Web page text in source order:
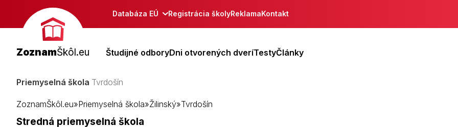
Databáza EÚ Registrácia školyReklamaKontakt
ZoznamŠkôl.eu Študijné odboryDni otvorených dveríTestyČlánky
Priemyselná škola Tvrdošín
ZoznamŠkôl.eu»Priemyselná škola»Žilinský»Tvrdošín
Stredná priemyselná škola